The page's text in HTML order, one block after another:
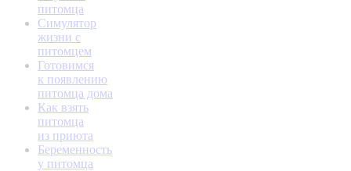
питомца
Симулятор
жизни с
питомцем
Готовимся
к появлению
питомца дома
Как взять
питомца
из приюта
Беременность
у питомца